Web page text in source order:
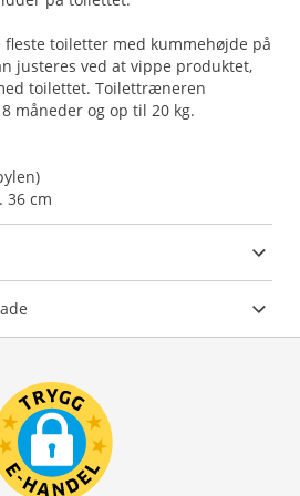
toiletter med kummehøjde på
justeres ved at vippe produktet,
toilettet. Toilettræneren
måneder og op til 20 kg.
36 cm